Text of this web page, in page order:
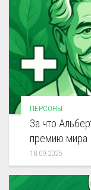
ПЕРСОНЫ
За что
премию мира
18.09.2025